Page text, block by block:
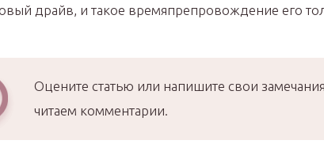
драйв, и такое времяпрепровождение его
Оцените статью или напишите свои
читаем комментарии.